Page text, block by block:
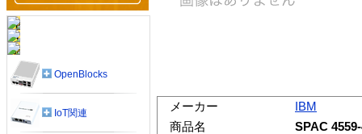
メーカー
IBM
商品名
SPAC
OpenBlocks
IoT関連